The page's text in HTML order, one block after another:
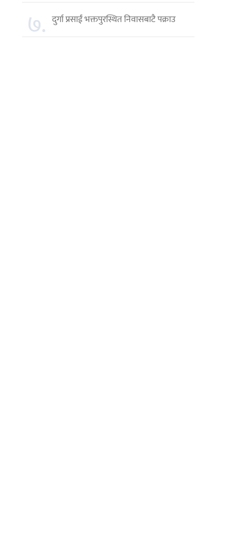
७. दुर्गा प्रसाईं भक्तपुरस्थित निवासबाटै पक्राउ